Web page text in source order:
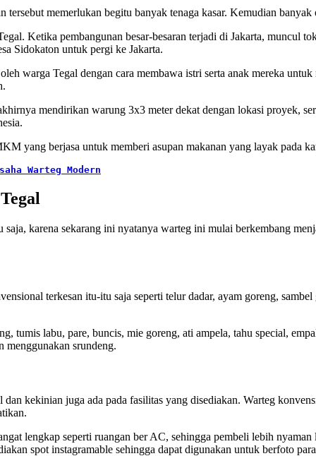
tersebut memerlukan begitu banyak tenaga kasar. Kemudian
Ketika pembangunan besar-besaran terjadi di Jakarta, muncul
Sidokaton untuk pergi ke Jakarta.
warga Tegal dengan cara membawa istri serta anak mereka
mendirikan warung 3x3 meter dekat dengan lokasi proyek,
yang berjasa untuk memberi asupan makanan yang layak pada
Warteg Modern
karena sekarang ini nyatanya warteg ini mulai berkembang
terkesan itu-itu saja seperti telur dadar, ayam goreng,
tumis labu, pare, buncis, mie goreng, ati ampela, tahu special,
menggunakan srundeng.
dan kekinian juga ada pada fasilitas yang disediakan. Warteg
lengkap seperti ruangan ber AC, sehingga pembeli lebih
spot instagramable sehingga dapat digunakan untuk berfoto